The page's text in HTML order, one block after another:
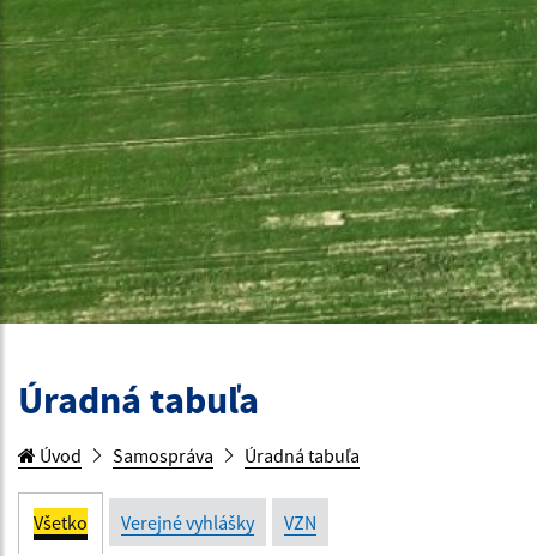
Úradná tabuľa
Úvod Samospráva Úradná tabuľa
Všetko Verejné vyhlášky VZN